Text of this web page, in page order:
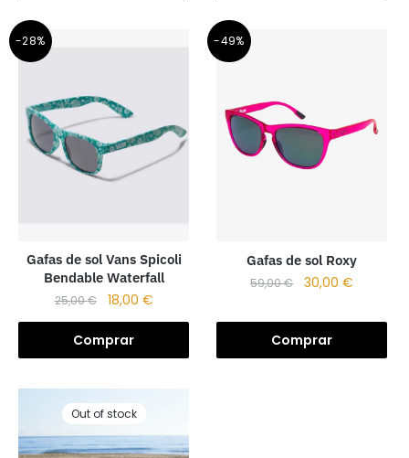
-28%
Gafas de sol Vans Spicoli
Bendable Waterfall
25,00€ 18,00 €
Comprar
-49%
Gafas de sol Roxy
59,00€ 30,00€
Comprar
Out of stock